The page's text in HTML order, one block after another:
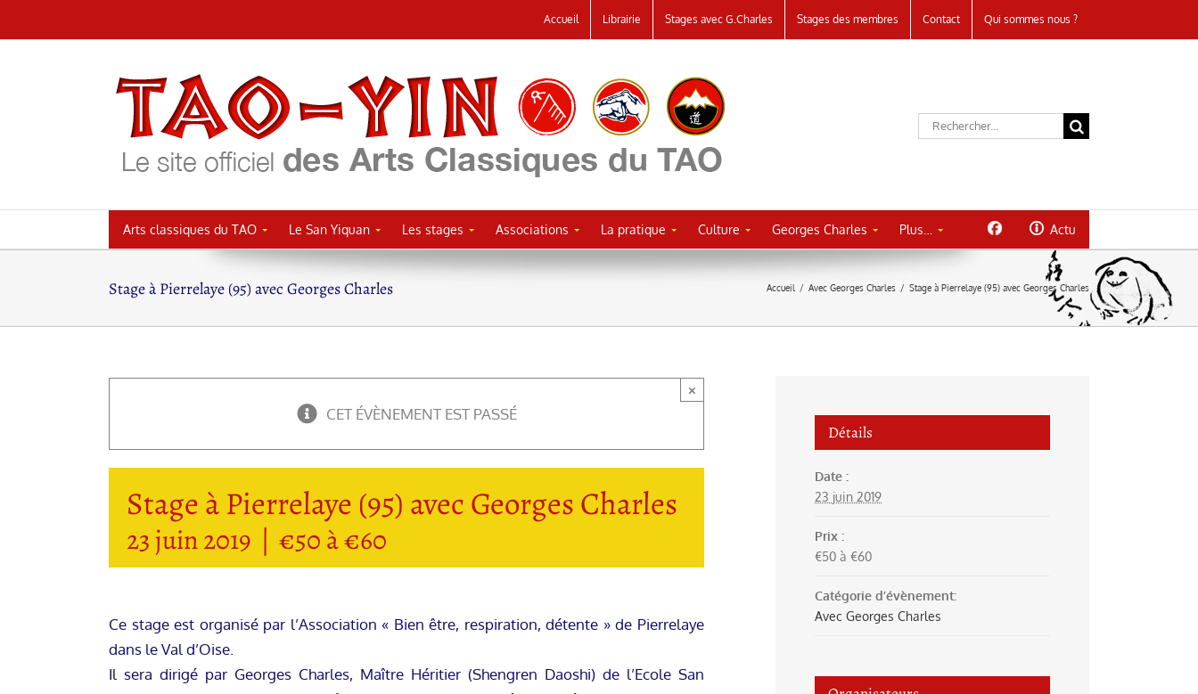
au
Accueil Librairie Stages avec G.Charles Stages des membres Contact Qui sommes nous ?
Rechercher:
Arts classiques du TAO Le San Yiquan Les stages Associations La pratique Culture Georges Charles Plus… Actu
Stage à Pierrelaye (95) avec Georges Charles Accueil / Avec Georges Charles / Stage à Pierrelaye (95) avec Georges Charles
CET ÉVÈNEMENT EST PASSÉ
×
Stage à Pierrelaye (95) avec Georges Charles
23 juin 2019 | €50 à €60
Ce stage est organisé par l’Association « Bien être, respiration, détente » de Pierrelaye
dans le Val d’Oise.
Il sera dirigé par Georges Charles, Maître Héritier (Shengren Daoshi) de l’Ecole San
Détails
Date :
23 juin 2019
Prix :
€50 à €60
Catégorie d’évènement:
Avec Georges Charles